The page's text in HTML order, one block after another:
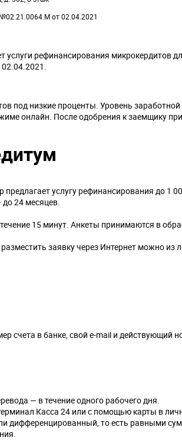
от 02.04.2021
рефинансирования микрокердитов
под низкие проценты. Уровень
онлайн. После одобрения к заемщику
услугу рефинансирования до 1
24 месяцев.
15 минут. Анкеты принимаются в
заявку через Интернет можно из
счета в банке, свой e-mail и действующий
— в течение одного рабочего дня.
Касса 24 или с помощью карты в
дифференцированный, то есть равными